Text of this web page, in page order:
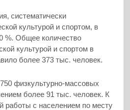
систематически
культурой и спортом, в
%. Общее количество
культурой и спортом в
более 373 тыс. человек.
физкультурно-массовых
более 91 тыс. человек. К
работы с населением по месту